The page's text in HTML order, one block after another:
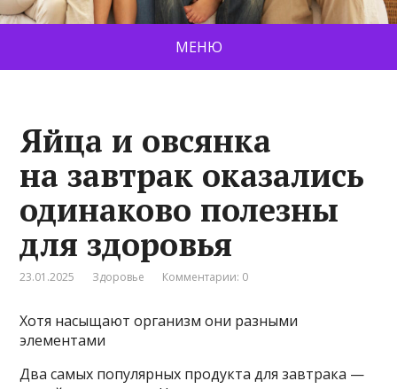
МЕНЮ
Яйца и овсянка
на завтрак оказались
одинаково полезны
для здоровья
23.01.2025 Здоровье Комментарии: 0
Хотя насыщают организм они разными
элементами
Два самых популярных продукта для завтрака —